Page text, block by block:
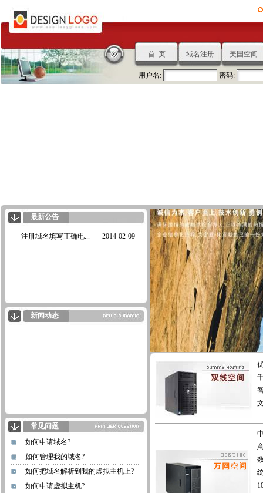
首 页 域名注册 美国空间
用户名: 密码:
最新公告
· 注册域名填写正确电... 2014-02-09
新闻动态
常见问题
如何申请域名?
如何管理我的域名?
如何把域名解析到我的虚拟主机上?
如何申请虚拟主机?